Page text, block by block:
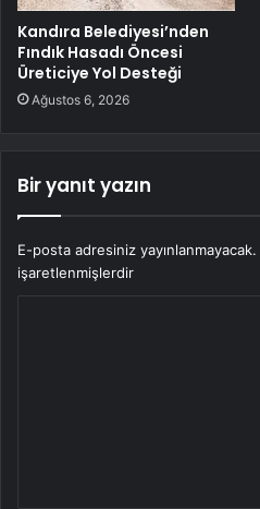
Kandıra Belediyesi’nden
Fındık Hasadı Öncesi
Üreticiye Yol Desteği
Ağustos 6, 2026
Bir yanıt yazın
E-posta adresiniz yayınlanmayacak.
işaretlenmişlerdir